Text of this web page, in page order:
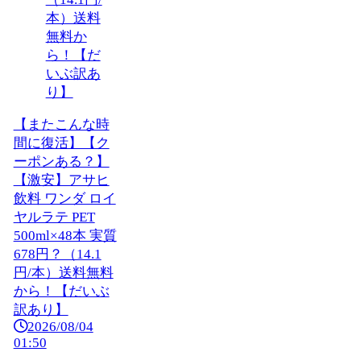
【またこんな時
間に復活】【ク
ーポンある？】
【激安】アサヒ
飲料 ワンダ ロイ
ヤルラテ PET
500ml×48本 実質
678円？（14.1
円/本）送料無料
から！【だいぶ
訳あり】
2026/08/04
01:50